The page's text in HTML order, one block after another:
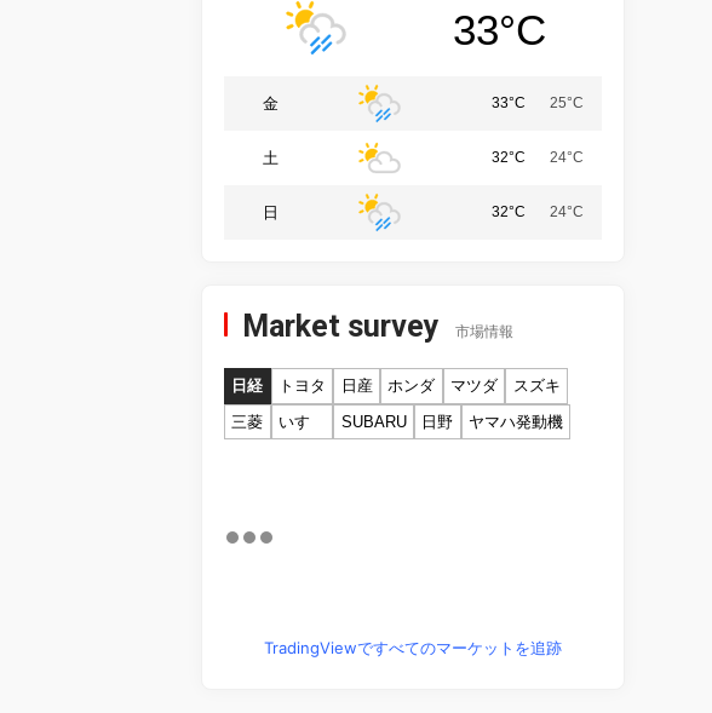
33°C
金 33°C 25°C
土 32°C 24°C
日 32°C 24°C
Market survey 市場情報
日経 トヨタ 日産 ホンダ マツダ
スズキ
三菱
いすゞ SUBARU 日野 ヤマハ発動機
TradingViewですべてのマーケットを追跡